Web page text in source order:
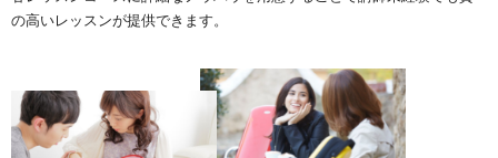
の高いレッスンが提供できます。